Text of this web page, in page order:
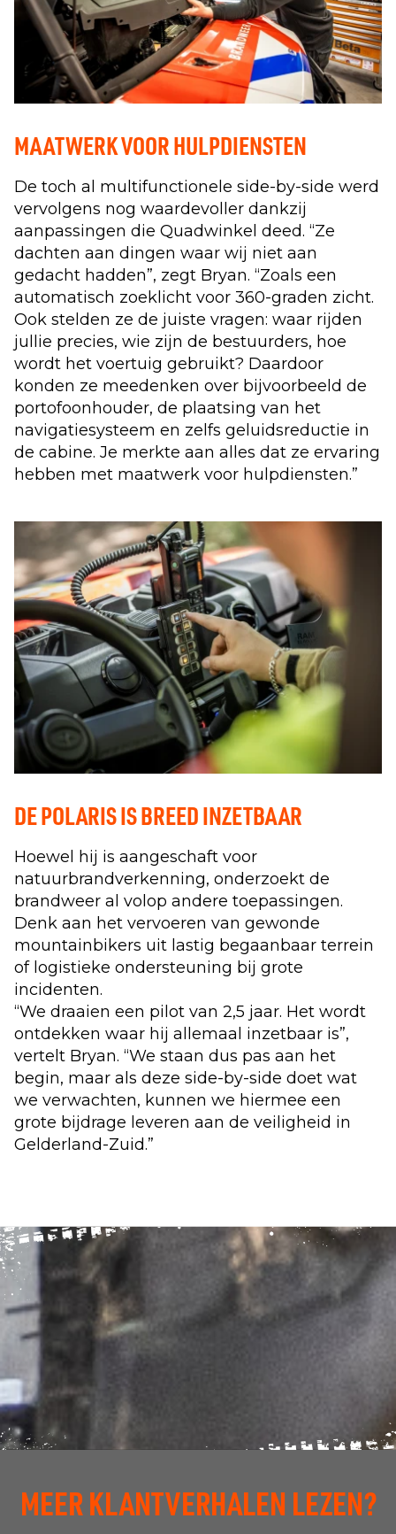
MAATWERK VOOR HULPDIENSTEN
De toch al multifunctionele side-by-side werd
vervolgens nog waardevoller dankzij
aanpassingen die Quadwinkel deed. “Ze
dachten aan dingen waar wij niet aan
gedacht hadden”, zegt Bryan. “Zoals een
automatisch zoeklicht voor 360-graden zicht.
Ook stelden ze de juiste vragen: waar rijden
jullie precies, wie zijn de bestuurders, hoe
wordt het voertuig gebruikt? Daardoor
konden ze meedenken over bijvoorbeeld de
portofoonhouder, de plaatsing van het
navigatiesysteem en zelfs geluidsreductie in
de cabine. Je merkte aan alles dat ze ervaring
hebben met maatwerk voor hulpdiensten.”
DE POLARIS IS BREED INZETBAAR
Hoewel hij is aangeschaft voor
natuurbrandverkenning, onderzoekt de
brandweer al volop andere toepassingen.
Denk aan het vervoeren van gewonde
mountainbikers uit lastig begaanbaar terrein
of logistieke ondersteuning bij grote
incidenten.
“We draaien een pilot van 2,5 jaar. Het wordt
ontdekken waar hij allemaal inzetbaar is”,
vertelt Bryan. “We staan dus pas aan het
begin, maar als deze side-by-side doet wat
we verwachten, kunnen we hiermee een
grote bijdrage leveren aan de veiligheid in
Gelderland-Zuid.”
MEER KLANTVERHALEN LEZEN?